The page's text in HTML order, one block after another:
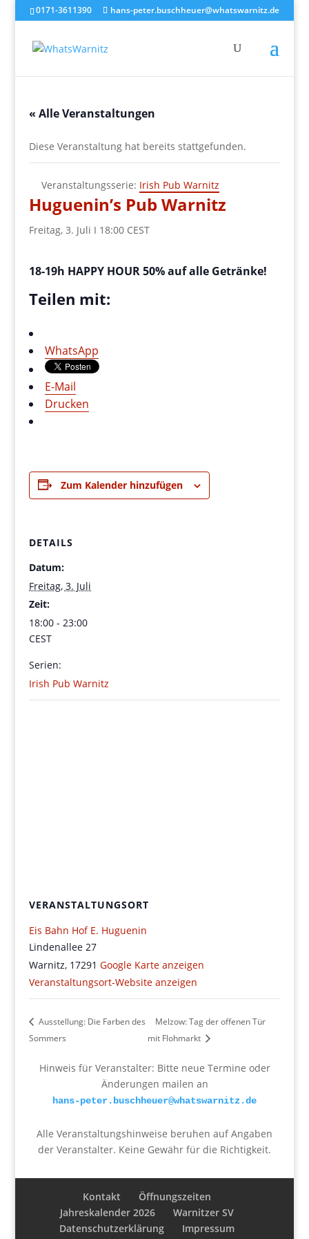
0171-3611390 hans-peter.buschheuer@whatswarnitz.de
« Alle Veranstaltungen
Diese Veranstaltung hat bereits stattgefunden.
Veranstaltungsserie: Irish Pub Warnitz
Huguenin’s Pub Warnitz
Freitag, 3. Juli I 18:00 CEST
18-19h HAPPY HOUR 50% auf alle Getränke!
Teilen mit:
WhatsApp
E-Mail
Drucken
Zum Kalender hinzufügen
DETAILS
Datum:
Freitag, 3. Juli
Zeit:
18:00 - 23:00
CEST
Serien:
Irish Pub Warnitz
VERANSTALTUNGSORT
Eis Bahn Hof E. Huguenin
Lindenallee 27
Warnitz, 17291 Google Karte anzeigen
Veranstaltungsort-Website anzeigen
Ausstellung: Die Farben des
Sommers
Melzow: Tag der offenen Tür
mit Flohmarkt
Hinweis für Veranstalter: Bitte neue Termine oder
Änderungen mailen an
hans-peter.buschheuer@whatswarnitz.de
Alle Veranstaltungshinweise beruhen auf Angaben
der Veranstalter. Keine Gewähr für die Richtigkeit.
Kontakt
Öffnungszeiten
Jahreskalender 2026
Warnitzer SV
Datenschutzerklärung
Impressum